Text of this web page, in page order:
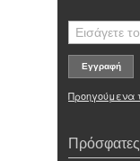
Προηγούμενα
Πρόσφατες